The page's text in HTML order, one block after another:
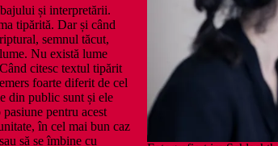
și interpretării.
tipărită. Dar și când
semnul tăcut,
Nu există lume
citesc textul tipărit
foarte diferit de cel
din public sunt și ele
pentru acest
în cel mai bun caz
să se îmbine cu